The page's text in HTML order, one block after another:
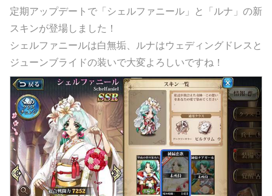
定期アップデートで「シェルファニール」と「ルナ」の新
スキンが登場しました！
シェルファニールは白無垢、ルナはウェディングドレスと
ジューンブライドの装いで大変よろしいですね！